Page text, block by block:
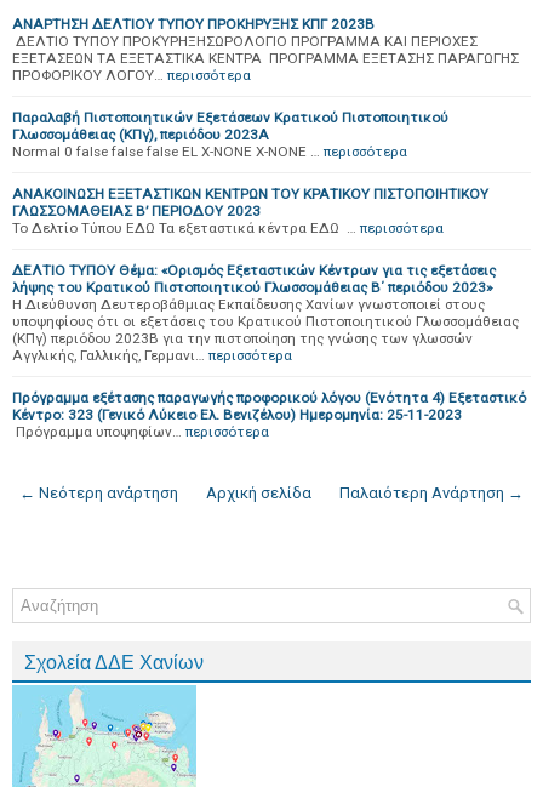
ΑΝΑΡΤΗΣΗ ΔΕΛΤΙΟΥ ΤΥΠΟΥ ΠΡΟΚΗΡΥΞΗΣ ΚΠΓ 2023Β
ΔΕΛΤΙΟ ΤΥΠΟΥ ΠΡΟΚΎΡΗΞΗΣΩΡΟΛΟΓΙΟ ΠΡΟΓΡΑΜΜΑ ΚΑΙ ΠΕΡΙΟΧΕΣ
ΕΞΕΤΑΣΕΩΝ ΤΑ ΕΞΕΤΑΣΤΙΚΑ ΚΕΝΤΡΑ ΠΡΟΓΡΑΜΜΑ ΕΞΕΤΑΣΗΣ ΠΑΡΑΓΩΓΗΣ
ΠΡΟΦΟΡΙΚΟΥ ΛΟΓΟΥ… περισσότερα
Παραλαβή Πιστοποιητικών Εξετάσεων Κρατικού Πιστοποιητικού
Γλωσσομάθειας (ΚΠγ), περιόδου 2023Α
Normal 0 false false false EL X-NONE X-NONE … περισσότερα
ΑΝΑΚΟΙΝΩΣΗ ΕΞΕΤΑΣΤΙΚΩΝ ΚΕΝΤΡΩΝ ΤΟΥ ΚΡΑΤΙΚΟΥ ΠΙΣΤΟΠΟΙΗΤΙΚΟΥ
ΓΛΩΣΣΟΜΑΘΕΙΑΣ Β’ ΠΕΡΙΟΔΟΥ 2023
Το Δελτίο Τύπου ΕΔΩ Τα εξεταστικά κέντρα ΕΔΩ … περισσότερα
ΔΕΛΤΙΟ ΤΥΠΟΥ Θέμα: «Ορισμός Εξεταστικών Κέντρων για τις εξετάσεις
λήψης του Κρατικού Πιστοποιητικού Γλωσσομάθειας Β΄ περιόδου 2023»
Η Διεύθυνση Δευτεροβάθμιας Εκπαίδευσης Χανίων γνωστοποιεί στους
υποψηφίους ότι οι εξετάσεις του Κρατικού Πιστοποιητικού Γλωσσομάθειας
(ΚΠγ) περιόδου 2023Β για την πιστοποίηση της γνώσης των γλωσσών
Αγγλικής, Γαλλικής, Γερμανι… περισσότερα
Πρόγραμμα εξέτασης παραγωγής προφορικού λόγου (Ενότητα 4) Εξεταστικό
Κέντρο: 323 (Γενικό Λύκειο Ελ. Βενιζέλου) Ημερομηνία: 25-11-2023
Πρόγραμμα υποψηφίων… περισσότερα
← Νεότερη ανάρτηση Παλαιότερη Ανάρτηση →
Αρχική σελίδα
Σχολεία ΔΔΕ Χανίων